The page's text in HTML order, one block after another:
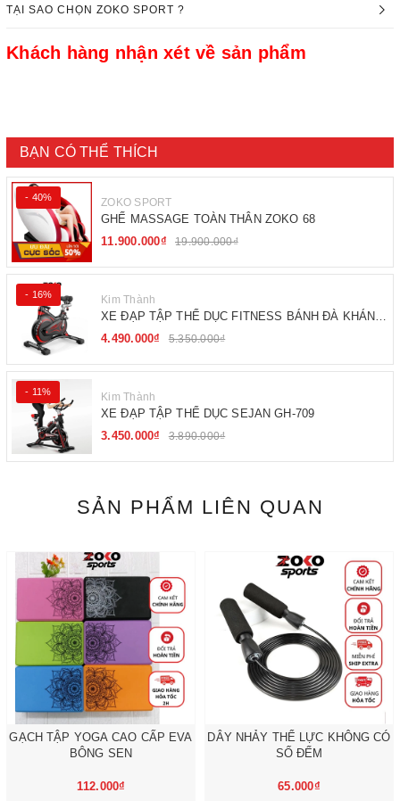
TẠI SAO CHỌN ZOKO SPORT ?
Khách hàng nhận xét về sản phẩm
BẠN CÓ THỂ THÍCH
- 40% ZOKO SPORT
GHẾ MASSAGE TOÀN THÂN ZOKO 68
11.900.000₫
19.900.000₫
- 16% Kim Thành
XE ĐẠP TẬP THỂ DỤC FITNESS BÁNH ĐÀ KHÁNG
TỪ
4.490.000₫ 5.350.000₫
- 11% Kim Thành
XE ĐẠP TẬP THỂ DỤC SEJAN GH-709
3.450.000₫
3.890.000₫
SẢN PHẨM LIÊN QUAN
GẠCH TẬP YOGA CAO CẤP EVA
BÔNG SEN
112.000₫
DÂY NHẢY THỂ LỰC KHÔNG CÓ
SỐ ĐẾM
65.000₫